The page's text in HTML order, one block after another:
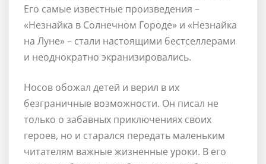
Его самые известные произведения –
«Незнайка в Солнечном Городе» и «Незнайка
на Луне» – стали настоящими бестселлерами
и неоднократно экранизировались.
Носов обожал детей и верил в их
безграничные возможности. Он писал не
только о забавных приключениях своих
героев, но и старался передать маленьким
читателям важные жизненные уроки. В его